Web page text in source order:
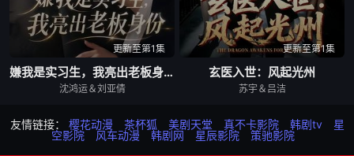
更新至第1集
嫌我是实习生，我亮出老板身份
沈鸿运＆刘亚倩
更新至第1集
玄医入世：风起光州
苏宇＆吕洁
友情链接： 樱花动漫 茶杯狐 美剧天堂 真不卡影院 韩剧tv
星
空影院
风车动漫 韩剧网 星辰影院 策驰影院